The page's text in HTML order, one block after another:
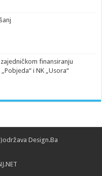
finansiranju
i NK „Usora“
Design.Ba